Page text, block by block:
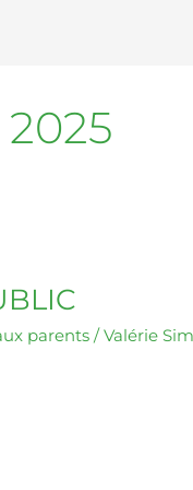
parents /Valérie